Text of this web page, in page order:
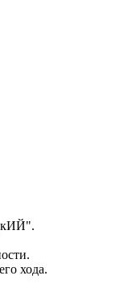
хода.